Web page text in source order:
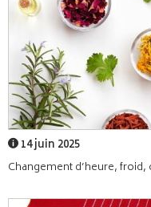
14 juin 2025
Changement d’heure,